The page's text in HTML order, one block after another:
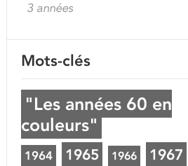
3 années
Mots-clés
"Les années 60 en
couleurs"
1964 1965 1966 1967